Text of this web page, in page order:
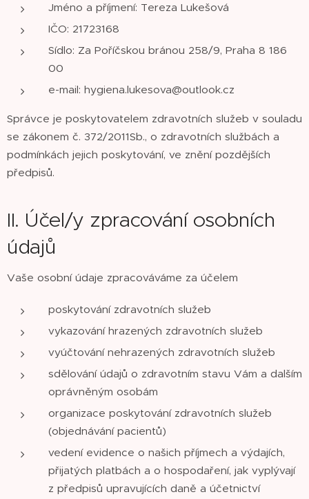
Jméno a příjmení: Tereza Lukešová
IČO: 21723168
Sídlo: Za Poříčskou bránou 258/9, Praha 8 186
00
e-mail: hygiena.lukesova@outlook.cz
Správce je poskytovatelem zdravotních služeb v souladu
se zákonem č. 372/2011Sb., o zdravotních službách a
podmínkách jejich poskytování, ve znění pozdějších
předpisů.
II. Účel/y zpracování osobních
údajů
Vaše osobní údaje zpracováváme za účelem
poskytování zdravotních služeb
vykazování hrazených zdravotních služeb
vyúčtování nehrazených zdravotních služeb
sdělování údajů o zdravotním stavu Vám a dalším
oprávněným osobám
organizace poskytování zdravotních služeb
(objednávání pacientů)
vedení evidence o našich příjmech a výdajích,
přijatých platbách a o hospodaření, jak vyplývají
z předpisů upravujících daně a účetnictví